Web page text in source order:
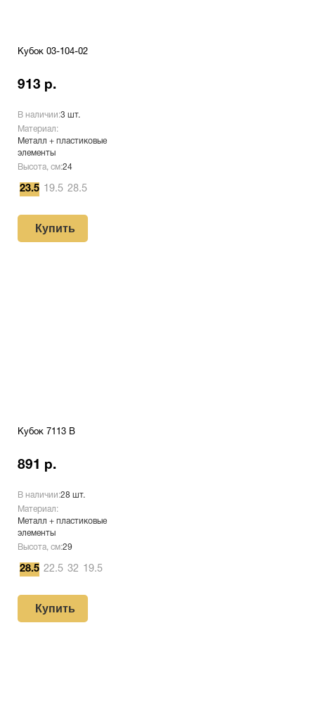
Кубок 03-104-02
913 р.
В наличии:3 шт.
Материал:
Металл + пластиковые
элементы
Высота, см:24
23.5 19.5 28.5
Купить
Кубок 7113 B
891 р.
В наличии:28 шт.
Материал:
Металл + пластиковые
элементы
Высота, см:29
28.5 22.5 32 19.5
Купить